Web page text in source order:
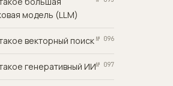
модель (LLM)
векторный поиск № 096
генеративный ИИ№ 097